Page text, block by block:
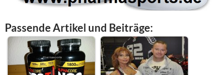
Passende Artikel und Beiträge: